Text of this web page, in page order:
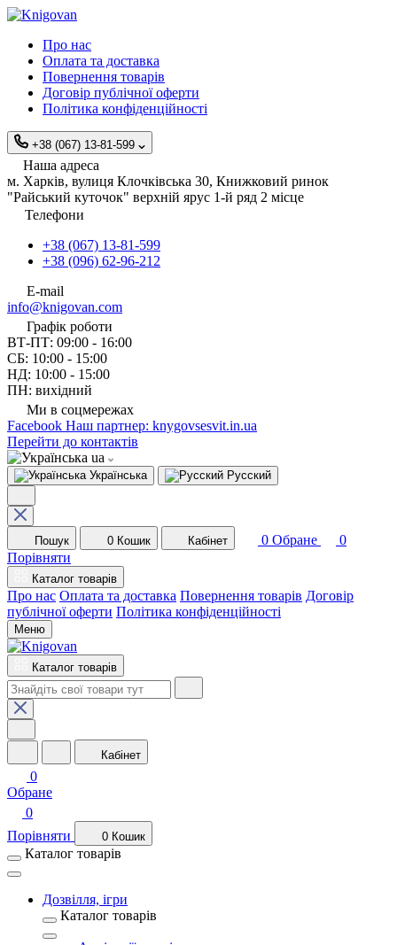
Про нас
Оплата та доставка
Повернення товарів
Договір публічної оферти
Політика конфіденційності
+38 (067) 13-81-599
Наша адреса
м. Харків, вулиця Клочківська 30, Книжковий ринок
"Райський куточок" верхній ярус 1-й ряд 2 місце
Телефони
+38 (067) 13-81-599
+38 (096) 62-96-212
E-mail
info@knigovan.com
Графік роботи
ВТ-ПТ: 09:00 - 16:00
СБ: 10:00 - 15:00
НД: 10:00 - 15:00
ПН: вихідний
Ми в соцмережах
Facebook Наш партнер: knygovsesvit.in.ua
Перейти до контактів
ua
Українська Русский
Пошук 0 Кошик Кабінет 0 Обране
0
Порівняти
Каталог товарів
Про нас Оплата та доставка Повернення товарів Договір
публічної оферти Політика конфіденційності
Меню
Каталог товарів
Кабінет
0
Обране
0
Порівняти
0 Кошик
Каталог товарів
Дозвілля, ігри
Каталог товарів